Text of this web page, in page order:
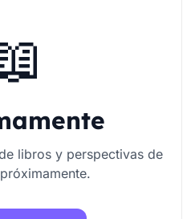
libros y perspectivas de